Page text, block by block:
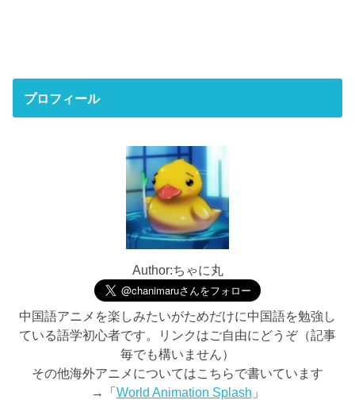
プロフィール
Author:ちゃに丸
中国語アニメを楽しみたいがためだけに中国語を勉強し
ている語学初心者です。リンクはご自由にどうぞ（記事
毎でも構いません）
その他海外アニメについてはこちらで書いています
→「World Animation Splash 」